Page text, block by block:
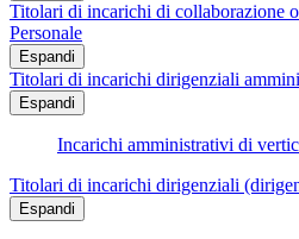
Titolari di incarichi di collaborazione
Personale
Espandi
Titolari di incarichi dirigenziali
Espandi
Incarichi amministrativi di
Titolari di incarichi dirigenziali
Espandi